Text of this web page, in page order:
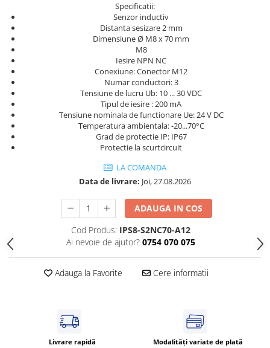
Regulatoare de temperatura si
proces
Seria DTK
Seria DT3
Accesorii
Controler PID avansat - Blue Line
Counter Timer Tahometru
Dispozitive comunicatie
Senzori industriali
Senzori de presiune
Senzori fotoelectrici
Senzori inductivi
Senzori magnetici-rezistivi
Senzori ultrasonici
Bariere optice de protectie
Control si comutatie
Specificatii:
Senzor inductiv
Distanta sesizare 2 mm
Dimensiune Ø M8 x 70 mm
M8
Iesire NPN NC
Conexiune: Conector M12
Numar conductori: 3
Tensiune de lucru Ub: 10 ... 30 VDC
Tipul de iesire : 200 mA
Tensiune nominala de functionare Ue: 24 V DC
Temperatura ambientala: -20...70°C
Grad de protectie IP: IP67
Protectie la scurtcircuit
LA COMANDA
Data de livrare: Joi, 27.08.2026
ADAUGA IN COS
Cod Produs: IPS8-S2NC70-A12
Ai nevoie de ajutor? 0754 070 075
Adauga la Favorite Cere informatii
Livrare rapidă Modalități variate de plată